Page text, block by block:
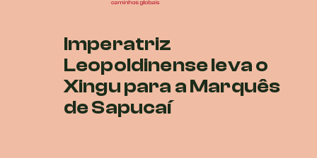
Imperatriz
Leopoldinense leva o
Xingu para a Marquês
de Sapucaí